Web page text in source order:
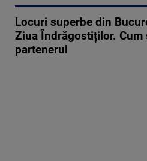
Locuri superbe din
Ziua Îndrăgostiților.
partenerul